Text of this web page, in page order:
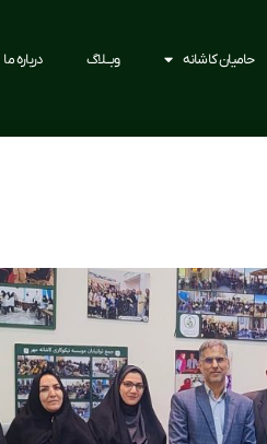
حامیان کاشانه وبــلاگ درباره ما